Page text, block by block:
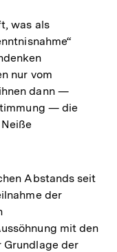
was als
nur vom
dann —
— die
Abstands seit
der
mit den
Grundlage der